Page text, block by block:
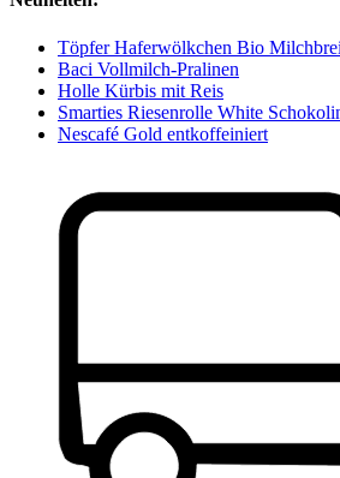
Töpfer Haferwölkchen Bio
Baci Vollmilch-Pralinen
Holle Kürbis mit Reis
Smarties Riesenrolle White
Nescafé Gold entkoffeiniert